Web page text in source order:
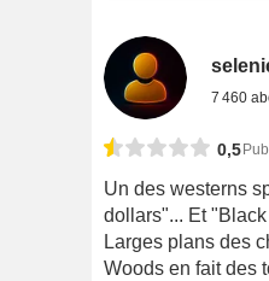
7 460
0,5
Un des westerns
dollars"... Et
Larges plans des
Woods en fait des